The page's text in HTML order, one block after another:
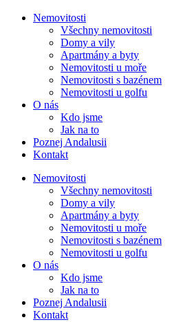
Nemovitosti
Všechny nemovitosti
Domy a vily
Apartmány a byty
Nemovitosti u moře
Nemovitosti s bazénem
Nemovitosti u golfu
O nás
Kdo jsme
Jak na to
Poznej Andalusii
Kontakt
Nemovitosti
Všechny nemovitosti
Domy a vily
Apartmány a byty
Nemovitosti u moře
Nemovitosti s bazénem
Nemovitosti u golfu
O nás
Kdo jsme
Jak na to
Poznej Andalusii
Kontakt